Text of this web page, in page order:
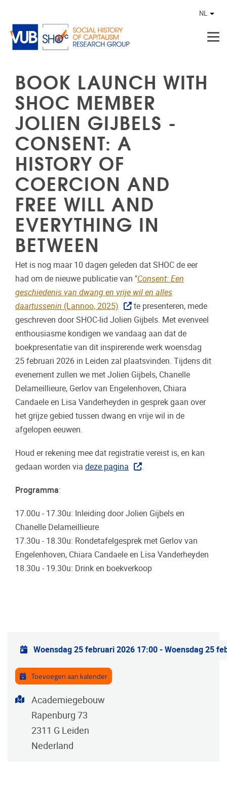
NL
BOOK LAUNCH WITH
SHOC MEMBER
JOLIEN GIJBELS -
CONSENT: A
HISTORY OF
COERCION AND
FREE WILL AND
EVERYTHING IN
BETWEEN
Het is nog maar 10 dagen geleden dat SHOC de eer
had om de nieuwe publicatie van "Consent: Een
geschiedenis van dwang en vrije wil en alles
daartussenin (Lannoo, 2025)
te presenteren, mede
geschreven door SHOC-lid Jolien Gijbels. Met evenveel
enthousiasme kondigen we vandaag aan dat de
boekpresentatie van dit inspirerende werk woensdag
25 februari 2026 in Leiden zal plaatsvinden. Tijdens dit
evenement zullen we met Jolien Gijbels, Chanelle
Delameillieure, Gerlov van Engelenhoven, Chiara
Candaele en Lisa Vanderheyden in gesprek gaan over
het grijze gebied tussen dwang en vrije wil in de
afgelopen eeuwen.
Houd er rekening mee dat registratie vereist is, en kan
gedaan worden via deze pagina
Programma:
17.00u - 17.30u: Inleiding door Jolien Gijbels en
Chanelle Delameillieure
17.30u - 18.30u: Rondetafelgesprek met Gerlov van
Engelenhoven, Chiara Candaele en Lisa Vanderheyden
18.30u - 19.30u: Drink en boekverkoop
Praktische info
Woensdag 25 februari 2026 17:00-Woensdag 25
Toevoegen aan kalender
Adres
Academiegebouw
Rapenburg 73
2311 G Leiden
Nederland